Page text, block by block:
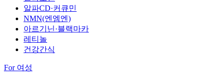
알파CD·커큐민
NMN(엔엠엔)
아르기닌·블랙마카
레티놀
건강간식
For 여성